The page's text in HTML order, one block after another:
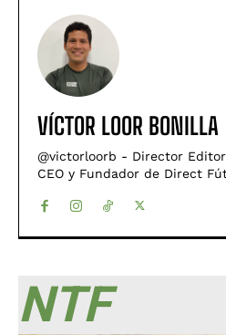
VÍCTOR LOOR BONILLA
@victorloorb - Director
CEO y Fundador de Direct
NTF